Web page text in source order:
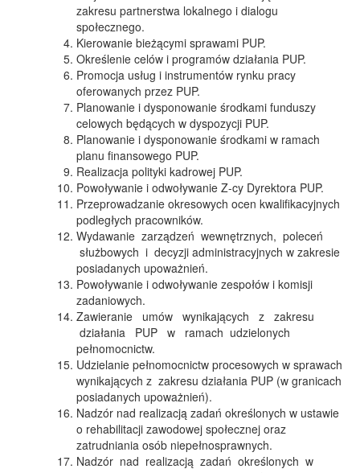
zakresu partnerstwa lokalnego i dialogu
społecznego.
Kierowanie bieżącymi sprawami PUP.
Określenie celów i programów działania PUP.
Promocja usług i instrumentów rynku pracy
oferowanych przez PUP.
Planowanie i dysponowanie środkami funduszy
celowych będących w dyspozycji PUP.
Planowanie i dysponowanie środkami w ramach
planu finansowego PUP.
Realizacja polityki kadrowej PUP.
Powoływanie i odwoływanie Z-cy Dyrektora PUP.
Przeprowadzanie okresowych ocen kwalifikacyjnych
podległych pracowników.
Wydawanie zarządzeń wewnętrznych, poleceń
służbowych i decyzji administracyjnych w zakresie
posiadanych upoważnień.
Powoływanie i odwoływanie zespołów i komisji
zadaniowych.
Zawieranie umów wynikających z zakresu
działania PUP w ramach udzielonych
pełnomocnictw.
Udzielanie pełnomocnictw procesowych w sprawach
wynikających z zakresu działania PUP (w granicach
posiadanych upoważnień).
Nadzór nad realizacją zadań określonych w ustawie
o rehabilitacji zawodowej społecznej oraz
zatrudniania osób niepełnosprawnych.
Nadzór nad realizacją zadań określonych w